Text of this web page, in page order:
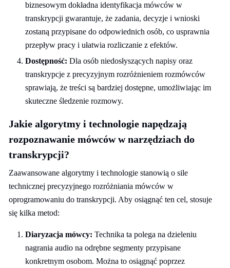
biznesowym dokładna identyfikacja mówców w
transkrypcji gwarantuje, że zadania, decyzje i wnioski
zostaną przypisane do odpowiednich osób, co usprawnia
przepływ pracy i ułatwia rozliczanie z efektów.
Dostępność: Dla osób niedosłyszących napisy oraz
transkrypcje z precyzyjnym rozróżnieniem rozmówców
sprawiają, że treści są bardziej dostępne, umożliwiając im
skuteczne śledzenie rozmowy.
Jakie algorytmy i technologie napędzają
rozpoznawanie mówców w narzędziach do
transkrypcji?
Zaawansowane algorytmy i technologie stanowią o sile
technicznej precyzyjnego rozróżniania mówców w
oprogramowaniu do transkrypcji. Aby osiągnąć ten cel, stosuje
się kilka metod:
Diaryzacja mówcy: Technika ta polega na dzieleniu
nagrania audio na odrębne segmenty przypisane
konkretnym osobom. Można to osiągnąć poprzez